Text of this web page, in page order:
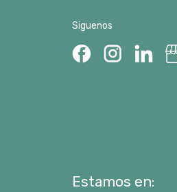
Siguenos
Estamos en: